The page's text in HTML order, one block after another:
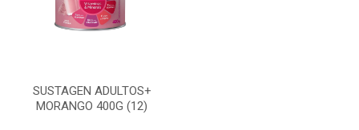
SUSTAGEN ADULTOS+
MORANGO 400G (12)